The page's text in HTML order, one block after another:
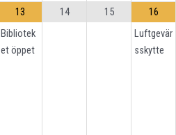
13
Bibliotek
et öppet
14 15
16
Luftgevär
sskytte